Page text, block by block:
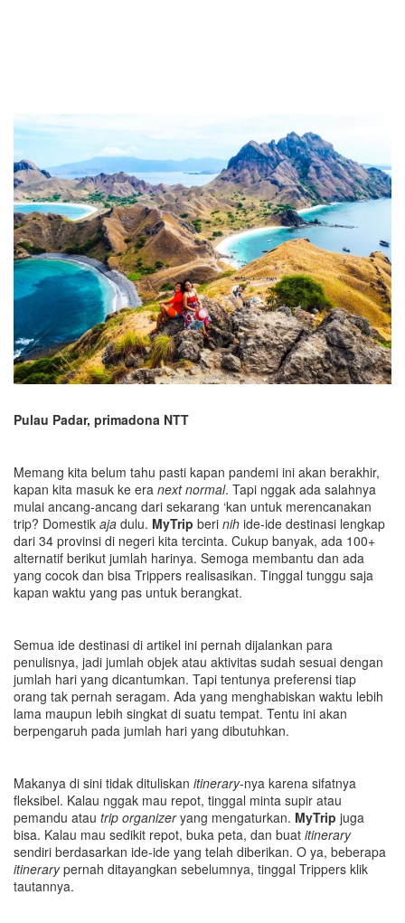
Pulau Padar, primadona NTT
Memang kita belum tahu pasti kapan pandemi ini akan berakhir,
kapan kita masuk ke era next normal. Tapi nggak ada salahnya
mulai ancang-ancang dari sekarang ‘kan untuk merencanakan
trip? Domestik aja dulu. MyTrip beri nih ide-ide destinasi lengkap
dari 34 provinsi di negeri kita tercinta. Cukup banyak, ada 100+
alternatif berikut jumlah harinya. Semoga membantu dan ada
yang cocok dan bisa Trippers realisasikan. Tinggal tunggu saja
kapan waktu yang pas untuk berangkat.
Semua ide destinasi di artikel ini pernah dijalankan para
penulisnya, jadi jumlah objek atau aktivitas sudah sesuai dengan
jumlah hari yang dicantumkan. Tapi tentunya preferensi tiap
orang tak pernah seragam. Ada yang menghabiskan waktu lebih
lama maupun lebih singkat di suatu tempat. Tentu ini akan
berpengaruh pada jumlah hari yang dibutuhkan.
Makanya di sini tidak dituliskan itinerary-nya karena sifatnya
fleksibel. Kalau nggak mau repot, tinggal minta supir atau
pemandu atau trip organizeryang mengaturkan. MyTrip juga
bisa. Kalau mau sedikit repot, buka peta, dan buat itinerary
sendiri berdasarkan ide-ide yang telah diberikan. O ya, beberapa
itinerarypernah ditayangkan sebelumnya, tinggal Trippers klik
tautannya.